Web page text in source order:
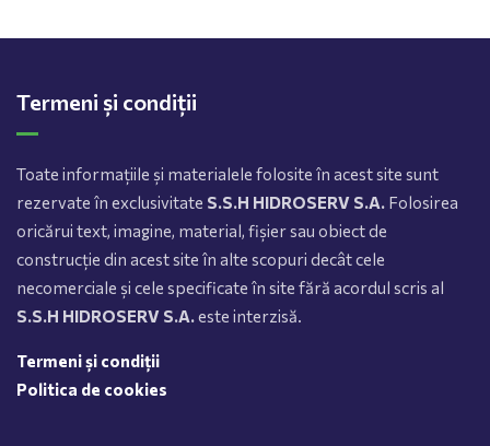
Termeni și condiții
Toate informațiile și materialele folosite în acest site sunt
rezervate în exclusivitate S.S.H HIDROSERV S.A. Folosirea
oricărui text, imagine, material, fișier sau obiect de
construcție din acest site în alte scopuri decât cele
necomerciale și cele specificate în site fără acordul scris al
S.S.H HIDROSERV S.A. este interzisă.
Termeni și condiții
Politica de cookies